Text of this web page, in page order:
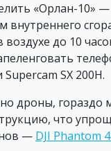
«Орлан-10»
до 10
SX 200H.
дроны,
что
— DJI Phantom